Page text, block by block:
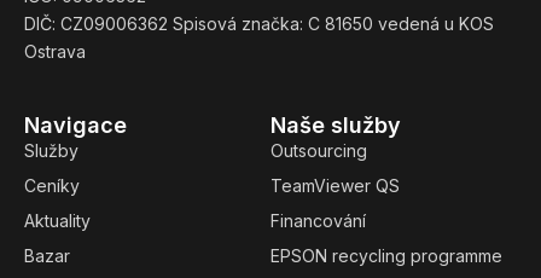
Naše služby
Outsourcing
TeamViewer QS
Financování
EPSON recycling programme
Navigace
Služby
Ceníky
Aktuality
Bazar
DIČ: CZ09006362 Spisová značka: C 81650 vedená u KOS
Ostrava